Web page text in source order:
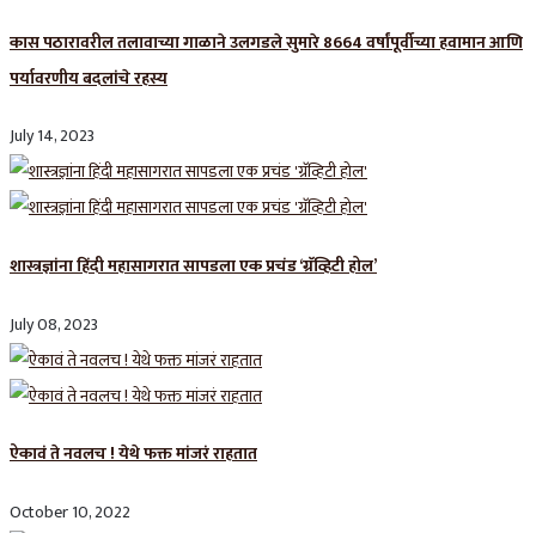
कास पठारावरील तलावाच्या गाळाने उलगडले सुमारे 8664 वर्षांपूर्वीच्या हवामान आणि
पर्यावरणीय बदलांचे रहस्य
July 14, 2023
शास्त्रज्ञांना हिंदी महासागरात सापडला एक प्रचंड ‘ग्रॅव्हिटी होल’
July 08, 2023
ऐकावं ते नवलच ! येथे फक्त मांजरं राहतात
October 10, 2022